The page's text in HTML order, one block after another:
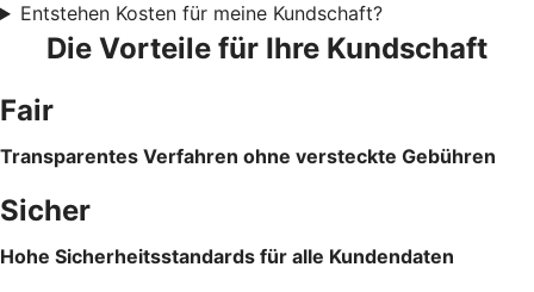
Entstehen Kosten für meine Kundschaft?
Die Vorteile für Ihre Kundschaft
Fair
Transparentes Verfahren ohne versteckte Gebühren
Sicher
Hohe Sicherheitsstandards für alle Kundendaten